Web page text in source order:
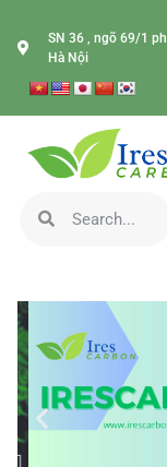
SN 36 , ngõ 69/1
Hà Nội